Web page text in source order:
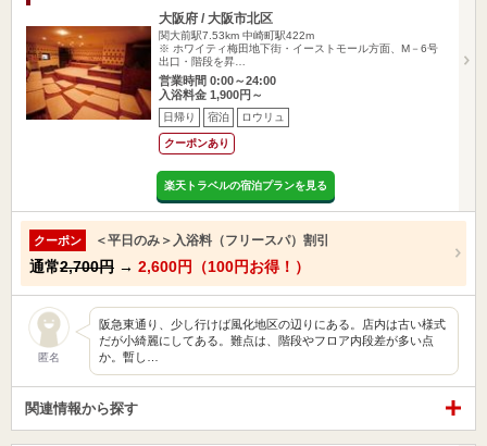
大阪府 / 大阪市北区
関大前駅7.53km 中崎町駅422m
※ ホワイティ梅田地下街・イーストモール方面、M－6号
出口・階段を昇…
営業時間 0:00～24:00
入浴料金 1,900円～
日帰り 宿泊 ロウリュ
クーポンあり
楽天トラベルの宿泊プランを見る
クーポン ＜平日のみ＞入浴料（フリースパ）割引
通常2,700円 → 2,600円（100円お得！）
匿名
阪急東通り、少し行けば風化地区の辺りにある。店内は古い様式
だが小綺麗にしてある。難点は、階段やフロア内段差が多い点
か。暫し…
関連情報から探す